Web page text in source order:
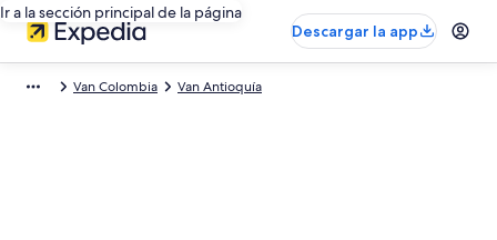
Ir a la sección principal de la página
Descargar la app
Van Colombia Van Antioquía